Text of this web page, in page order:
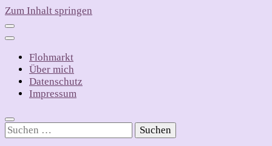
Zum Inhalt springen
Flohmarkt
Über mich
Datenschutz
Impressum
Suchen
nach: